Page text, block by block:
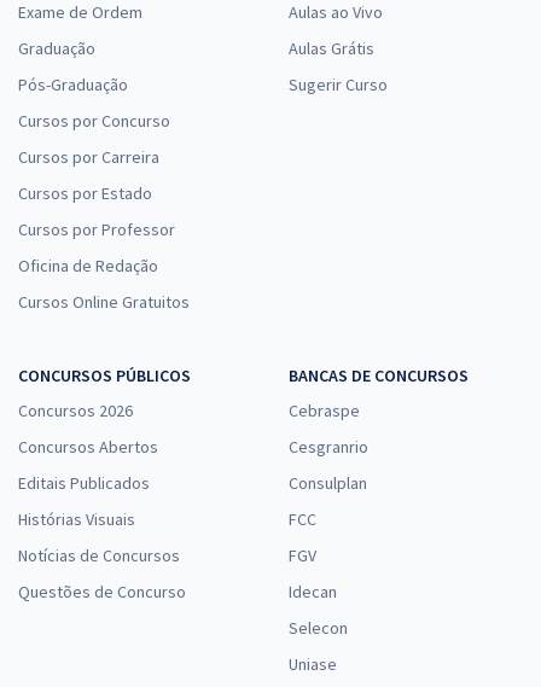
Exame de Ordem
Graduação
Pós-Graduação
Cursos por Concurso
Cursos por Carreira
Cursos por Estado
Cursos por Professor
Oficina de Redação
Cursos Online Gratuitos
Aulas ao Vivo
Aulas Grátis
Sugerir Curso
CONCURSOS PÚBLICOS
Concursos 2026
Concursos Abertos
Editais Publicados
Histórias Visuais
Notícias de Concursos
Questões de Concurso
BANCAS DE CONCURSOS
Cebraspe
Cesgranrio
Consulplan
FCC
FGV
Idecan
Selecon
Uniase